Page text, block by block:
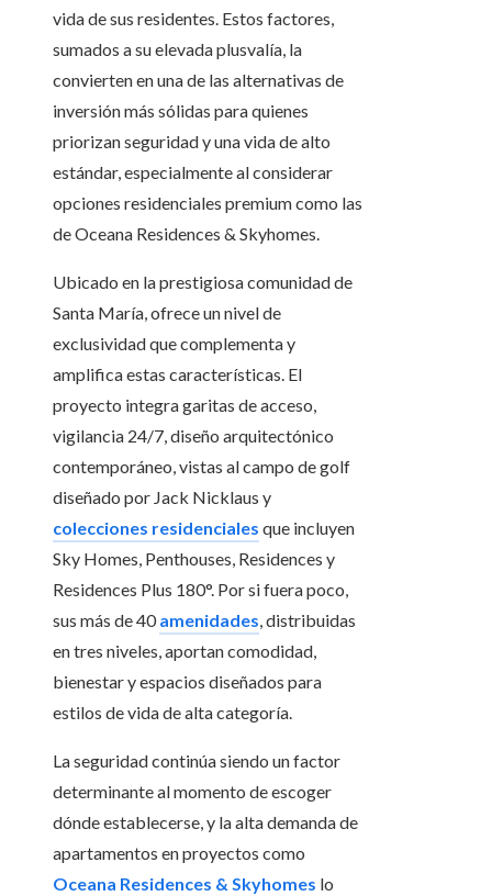
vida de sus residentes. Estos factores,
sumados a su elevada plusvalía, la
convierten en una de las alternativas de
inversión más sólidas para quienes
priorizan seguridad y una vida de alto
estándar, especialmente al considerar
opciones residenciales premium como las
de Oceana Residences & Skyhomes.
Ubicado en la prestigiosa comunidad de
Santa María, ofrece un nivel de
exclusividad que complementa y
amplifica estas características. El
proyecto integra garitas de acceso,
vigilancia 24/7, diseño arquitectónico
contemporáneo, vistas al campo de golf
diseñado por Jack Nicklaus y
colecciones residenciales que incluyen
Sky Homes, Penthouses, Residences y
Residences Plus 180°. Por si fuera poco,
sus más de 40amenidades, distribuidas
en tres niveles, aportan comodidad,
bienestar y espacios diseñados para
estilos de vida de alta categoría.
La seguridad continúa siendo un factor
determinante al momento de escoger
dónde establecerse, y la alta demanda de
apartamentos en proyectos como
Oceana Residences & Skyhomes lo